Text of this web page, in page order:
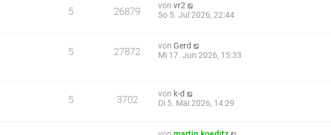
5 26879 vonvr2
So 5. Jul 2026, 22:44
5 27872 vonGerd
Mi 17. Jun 2026, 15:33
5 3702 von k-d
Di 5. Mai 2026, 14:29